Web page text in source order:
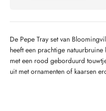
De Pepe Tray set van
heeft een prachtige
met een rood geborduurd
uit met ornamenten of kaarsen